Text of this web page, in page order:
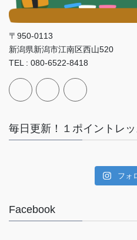
〒950-0113
新潟県新潟市江南区西山520
TEL : 080-6522-8418
毎日更新！１ポイントレ
フォ
Facebook